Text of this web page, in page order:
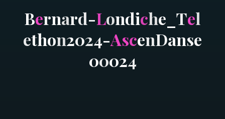
Bernard-Londiche Tel
ethon2024-AscenDanse
00024